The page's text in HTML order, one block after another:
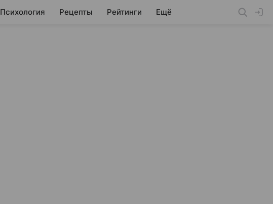
Психология Рецепты Рейтинги Ещё